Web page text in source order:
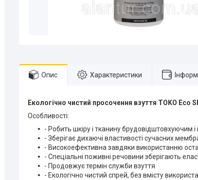
Опис Характеристики
Екологічно чистий просочення взуття TOKO Eco
Особливості:
- Робить шкіру і тканину брудовідштовхуючим
- Зберігає дихаючі властивості сучасних
- Високоефективна завдяки використанню
- Спеціальні поживні речовини зберігають
- Продовжує термін служби взуття
- Екологічно чистий спрей, без вмісту